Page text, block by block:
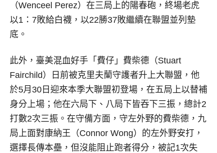
（Wenceel Perez）在三局上的陽春砲，終場老虎
以1：7敗給白襪，以22勝37敗繼續在聯盟並列墊
底。
此外，臺美混血好手「費仔」費柴德（Stuart
Fairchild）日前被克里夫蘭守護者升上大聯盟，他
於5月30日迎來本季大聯盟初登場，在五局上以替補
身分上場；他在六局下、八局下皆吞下三振，總計2
打數2次三振。在守備方面，守左外野的費柴德，九
局上面對康納王（Connor Wong）的左外野安打，
選擇長傳本壘，但沒能阻止跑者得分，被記1次失